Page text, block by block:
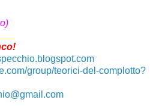
group/teorici-del-complotto?